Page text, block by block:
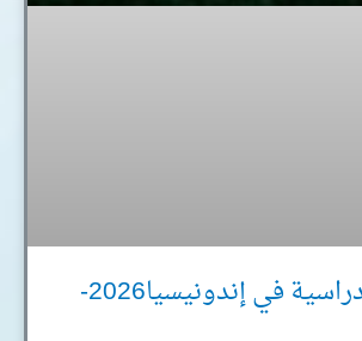
عرض منحة دراسية في إندونيسيا2026-